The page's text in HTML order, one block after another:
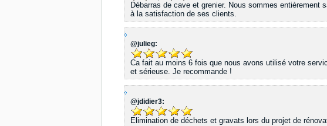
Débarras de cave et grenier. Nous sommes
à la satisfaction de ses clients.
@julieg:
Ca fait au moins 6 fois que nous avons utilisé votre
et sérieuse. Je recommande !
@jdidier3:
Elimination de déchets et gravats lors du projet de